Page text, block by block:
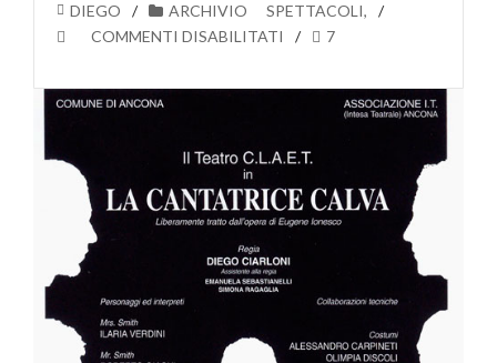
DIEGO ARCHIVIO ,
SPETTACOLI
COMMENTI DISABILITATI
SU
CANTATRICE
CALVA
7